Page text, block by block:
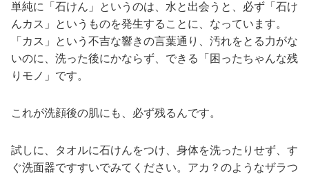
単純に「石けん」というのは、水と出会うと、必ず「石け
んカス」というものを発生することに、なっています。
「カス」という不吉な響きの言葉通り、汚れをとる力がな
いのに、洗った後にかならず、できる「困ったちゃんな残
りモノ」です。
これが洗顔後の肌にも、必ず残るんです。
試しに、タオルに石けんをつけ、身体を洗ったりせず、す
ぐ洗面器ですすいでみてください。アカ？のようなザラつ